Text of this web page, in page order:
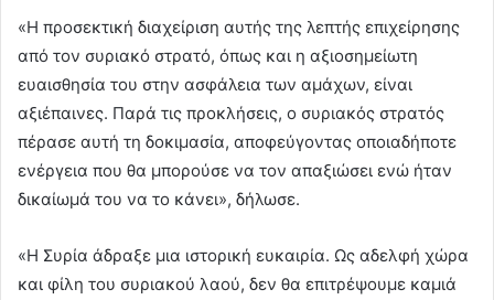
«Η προσεκτική διαχείριση αυτής της λεπτής επιχείρησης
από τον συριακό στρατό, όπως και η αξιοσημείωτη
ευαισθησία του στην ασφάλεια των αμάχων, είναι
αξιέπαινες. Παρά τις προκλήσεις, ο συριακός στρατός
πέρασε αυτή τη δοκιμασία, αποφεύγοντας οποιαδήποτε
ενέργεια που θα μπορούσε να τον απαξιώσει ενώ ήταν
δικαίωμά του να το κάνει», δήλωσε.
«Η Συρία άδραξε μια ιστορική ευκαιρία. Ως αδελφή χώρα
και φίλη του συριακού λαού, δεν θα επιτρέψουμε καμιά